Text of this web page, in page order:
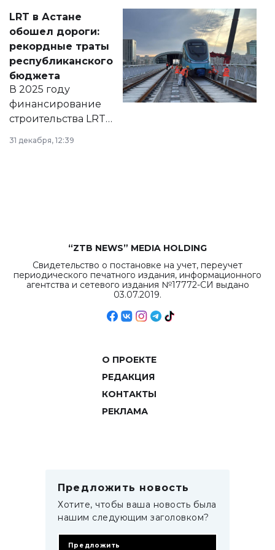
документ
появился в базе
нормативных
правовых актов и
на сайте маслихат
города.
LRT в Астане
обошел дороги:
рекордные траты
республиканского
бюджета
В 2025 году
финансирование
строительства LRT
в Астане из
республиканского
31 декабря, 12:39
“ZTB NEWS” MEDIA HOLDING
Свидетельство о постановке на учет, переучет
периодического печатного издания, информационного
агентства и сетевого издания №17772-СИ выдано
03.07.2019.
О ПРОЕКТЕ
РЕДАКЦИЯ
КОНТАКТЫ
РЕКЛАМА
Предложить новость
Хотите, чтобы ваша новость была
нашим следующим заголовком?
Предложить